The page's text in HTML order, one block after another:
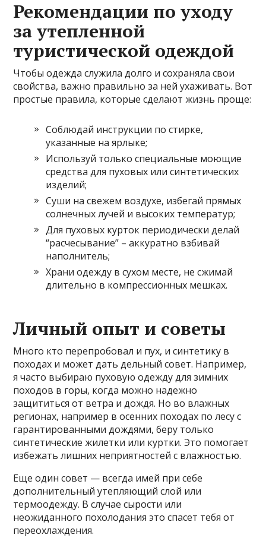
Рекомендации по уходу
за утепленной
туристической одеждой
Чтобы одежда служила долго и сохраняла свои
свойства, важно правильно за ней ухаживать. Вот
простые правила, которые сделают жизнь проще:
Соблюдай инструкции по стирке,
указанные на ярлыке;
Используй только специальные моющие
средства для пуховых или синтетических
изделий;
Суши на свежем воздухе, избегай прямых
солнечных лучей и высоких температур;
Для пуховых курток периодически делай
“расчесывание” – аккуратно взбивай
наполнитель;
Храни одежду в сухом месте, не сжимай
длительно в компрессионных мешках.
Личный опыт и советы
Много кто перепробовал и пух, и синтетику в
походах и может дать дельный совет. Например,
я часто выбираю пуховую одежду для зимних
походов в горы, когда можно надежно
защититься от ветра и дождя. Но во влажных
регионах, например в осенних походах по лесу с
гарантированными дождями, беру только
синтетические жилетки или куртки. Это помогает
избежать лишних неприятностей с влажностью.
Еще один совет — всегда имей при себе
дополнительный утепляющий слой или
термоодежду. В случае сырости или
неожиданного похолодания это спасет тебя от
переохлаждения.